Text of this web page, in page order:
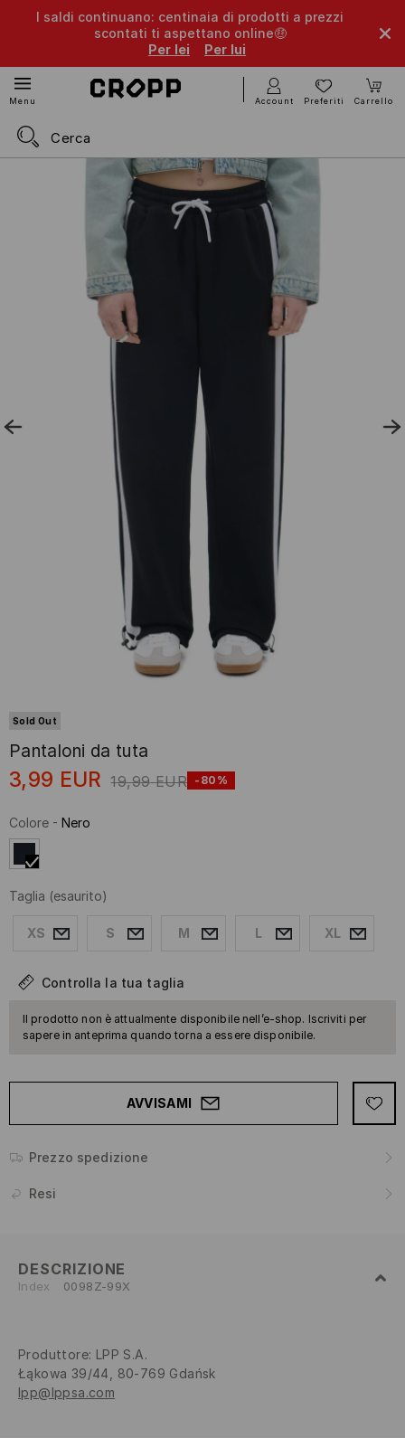
I saldi continuano: centinaia di prodotti a prezzi
scontati ti aspettano online🤑
Per lei
Per lui
Menu Account Preferiti Carrello
Sold Out
Pantaloni da tuta
3,99 EUR 19,99 EUR -80%
Colore - Nero
Taglia (esaurito)
XS S M L XL
Controlla la tua taglia
Il prodotto non è attualmente disponibile nell’e-shop. Iscriviti per
sapere in anteprima quando torna a essere disponibile.
AVVISAMI
Prezzo spedizione
Resi
DESCRIZIONE
Index 0098Z-99X
Produttore: LPP S.A.
Łąkowa 39/44, 80-769 Gdańsk
lpp@lppsa.com